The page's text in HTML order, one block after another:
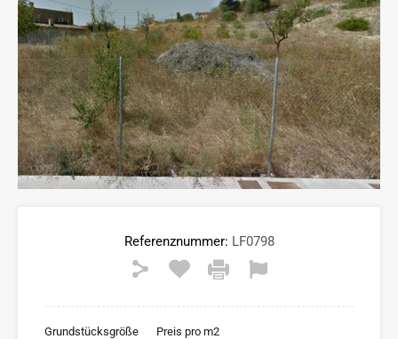
Referenznummer: LF0798
Grundstücksgröße Preis pro m2